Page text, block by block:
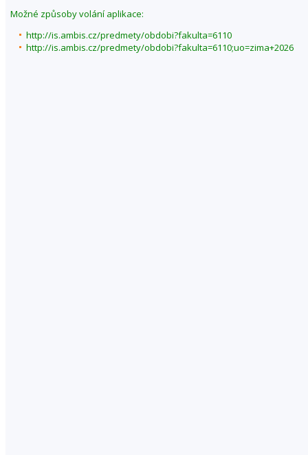
Možné způsoby volání aplikace:
http://is.ambis.cz/predmety/obdobi?fakulta=6110
http://is.ambis.cz/predmety/obdobi?fakulta=6110;uo=zima+2026